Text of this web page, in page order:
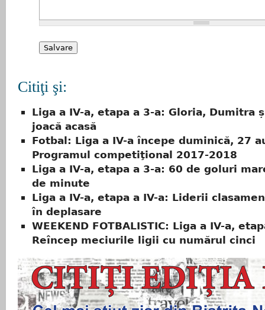
Citiţi şi:
Liga a IV-a, etapa a 3-a: Gloria, Dumitra
joacă acasă
Fotbal: Liga a IV-a începe duminică, 27
Programul competiţional 2017-2018
Liga a IV-a, etapa a 3-a: 60 de goluri
de minute
Liga a IV-a, etapa a IV-a: Liderii
în deplasare
WEEKEND FOTBALISTIC: Liga a IV-a,
Reîncep meciurile ligii cu numărul cinci